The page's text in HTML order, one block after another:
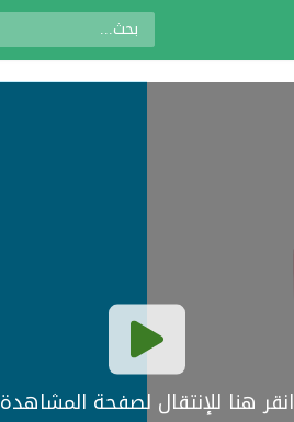
انقر هنا للإنتقال لصفحة المشاهدة